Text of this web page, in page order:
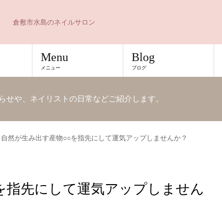
倉敷市水島のネイルサロン
Menu
メニュー
Blog
ブログ
せや、ネイリストの日常などご紹介します。
自然が生み出す産物○○を指先にして運気アップしませんか？
指先にして運気アップしません